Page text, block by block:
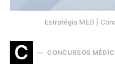
Estratégia MED |
C CONCURSOS